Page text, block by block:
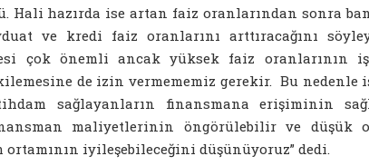
Hali hazırda ise artan faiz oranlarından sonra
ve kredi faiz oranlarını arttıracağını
çok önemli ancak yüksek faiz oranlarının
de izin vermememiz gerekir. Bu nedenle
sağlayanların finansmana erişiminin
maliyetlerinin öngörülebilir ve düşük
iyileşebileceğini düşünüyoruz” dedi.